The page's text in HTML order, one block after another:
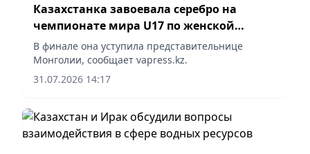
Казахстанка завоевала серебро на
чемпионате мира U17 по женской
борьбе
В финале она уступила представительнице
Монголии, сообщает vapress.kz.
31.07.2026 14:17